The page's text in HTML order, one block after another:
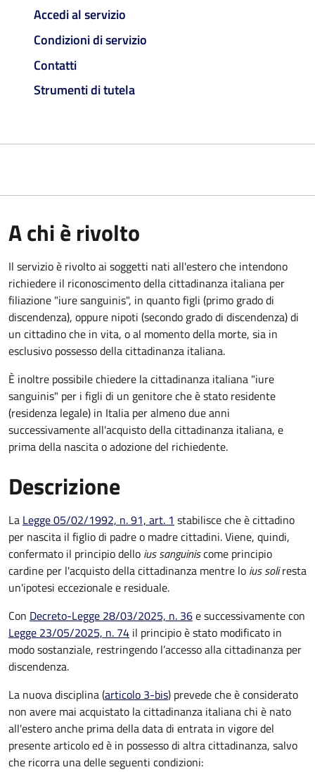
Accedi al servizio
Condizioni di servizio
Contatti
Strumenti di tutela
A chi è rivolto
Il servizio è rivolto ai soggetti nati all'estero che intendono
richiedere il riconoscimento della cittadinanza italiana per
filiazione "iure sanguinis", in quanto figli (primo grado di
discendenza), oppure nipoti (secondo grado di discendenza) di
un cittadino che in vita, o al momento della morte, sia in
esclusivo possesso della cittadinanza italiana.
È inoltre possibile chiedere la cittadinanza italiana "iure
sanguinis" per i figli di un genitore che è stato residente
(residenza legale) in Italia per almeno due anni
successivamente all'acquisto della cittadinanza italiana, e
prima della nascita o adozione del richiedente.
Descrizione
La Legge 05/02/1992, n. 91, art. 1 stabilisce che è cittadino
per nascita il figlio di padre o madre cittadini. Viene, quindi,
confermato il principio dello ius sanguiniscome principio
cardine per l'acquisto della cittadinanza mentre lo ius soliresta
un'ipotesi eccezionale e residuale.
Con Decreto-Legge 28/03/2025, n. 36e successivamente con
Legge 23/05/2025, n. 74 il principio è stato modificato in
modo sostanziale, restringendo l’accesso alla cittadinanza per
discendenza.
La nuova disciplina (articolo 3-bis) prevede cheèconsiderato
non avere mai acquistato la cittadinanza italiana chi è nato
all'estero anche prima della data di entrata in vigore del
presente articolo ed è in possesso di altra cittadinanza, salvo
che ricorra una delle seguenti condizioni: